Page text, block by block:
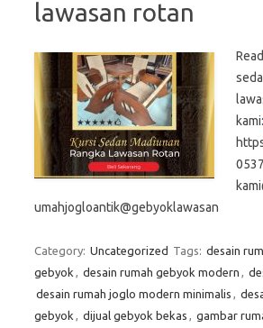
lawasan rotan
kami:
umahjogloantik@gebyoklawasan
Category: Uncategorized Tags: desain
gebyok , desain rumah gebyok modern ,
desain rumah joglo modern minimalis ,
gebyok , dijual gebyok bekas , gambar